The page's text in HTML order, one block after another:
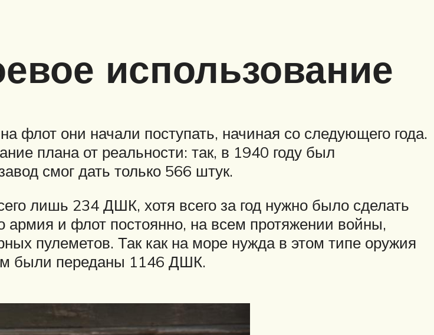
использование
они начали поступать, начиная со следующего года.
плана от реальности: так, в 1940 году был
смог дать только 566 штук.
лишь 234 ДШК, хотя всего за год нужно было сделать
и флот постоянно, на всем протяжении войны,
пулеметов. Так как на море нужда в этом типе оружия
были переданы 1146 ДШК.